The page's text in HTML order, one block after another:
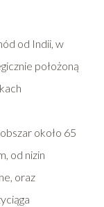
od Indii, w
położoną
około 65
od nizin
oraz